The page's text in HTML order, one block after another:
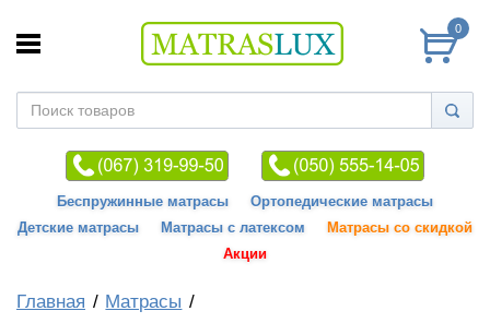
0
Беспружинные матрасы
Ортопедические матрасы
Детские матрасы
Матрасы с латексом
Матрасы со скидкой
Акции
Главная Матрасы